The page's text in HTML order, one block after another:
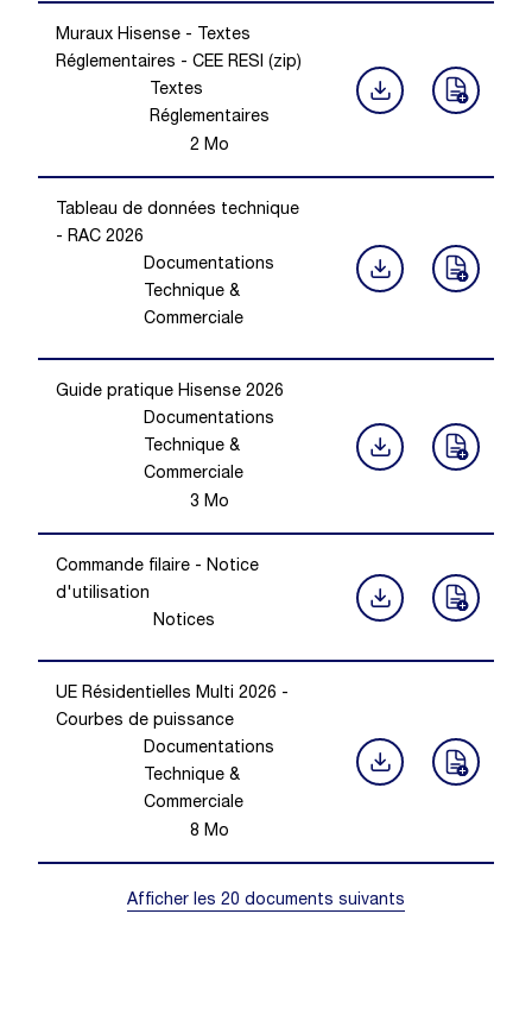
Muraux Hisense - Textes
Réglementaires - CEE RESI (zip)
Textes
Réglementaires
2 Mo
Tableau de données technique
- RAC 2026
Documentations
Technique &
Commerciale
Guide pratique Hisense 2026
Documentations
Technique &
Commerciale
3 Mo
Commande filaire - Notice
d'utilisation
Notices
UE Résidentielles Multi 2026 -
Courbes de puissance
Documentations
Technique &
Commerciale
8 Mo
Afficher les 20 documents suivants